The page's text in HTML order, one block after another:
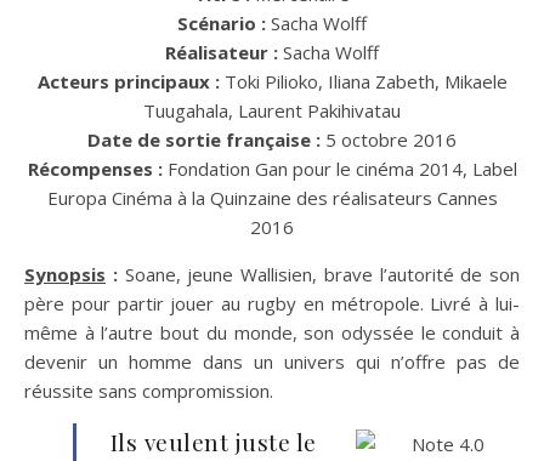
Scénario : Sacha Wolff
Réalisateur : Sacha Wolff
Acteurs principaux : Toki Pilioko, Iliana Zabeth, Mikaele
Tuugahala, Laurent Pakihivatau
Date de sortie française : 5 octobre 2016
Récompenses : Fondation Gan pour le cinéma 2014, Label
Europa Cinéma à la Quinzaine des réalisateurs Cannes
2016
Synopsis : Soane, jeune Wallisien, brave l’autorité de son
père pour partir jouer au rugby en métropole. Livré à lui-
même à l’autre bout du monde, son odyssée le conduit à
devenir un homme dans un univers qui n’offre pas de
réussite sans compromission.
Ils veulent juste le